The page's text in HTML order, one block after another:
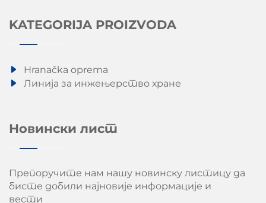
KATEGORIJA PROIZVODA
Hranačka oprema
Линија за инжењерство хране
Новински лист
Препоручите нам нашу новинску листицу да
бисте добили најновије информације и
вести